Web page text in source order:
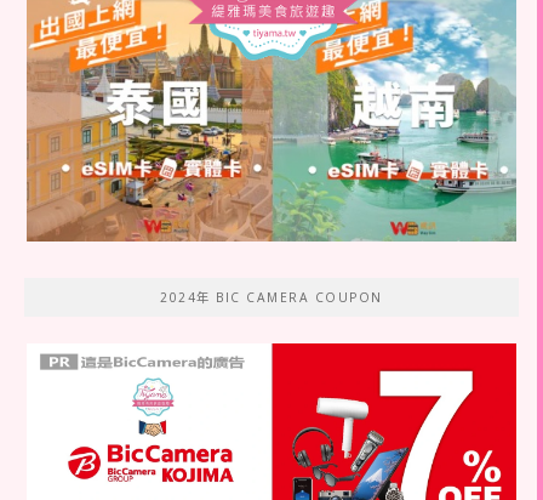
2024年 BIC CAMERA COUPON